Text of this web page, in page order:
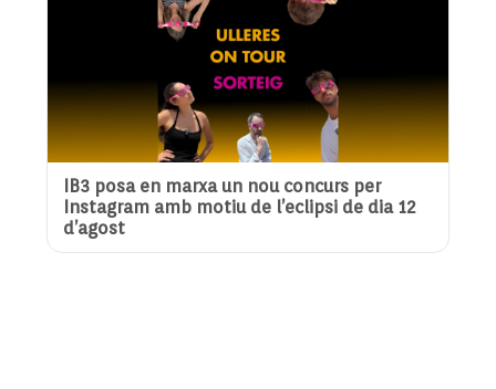
IB3 posa en marxa un nou concurs per
Instagram amb motiu de l’eclipsi de dia 12
d’agost